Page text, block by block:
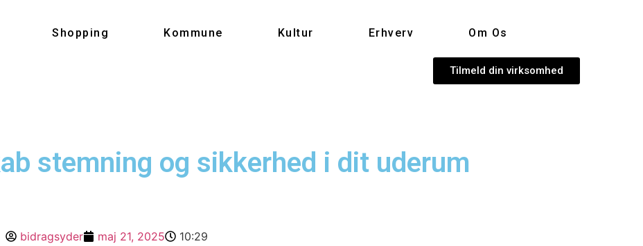
Shopping Kommune Kultur Erhverv Om Os
Tilmeld din virksomhed
stemning og sikkerhed i dit uderum
bidragsyder maj 21, 2025
10:29